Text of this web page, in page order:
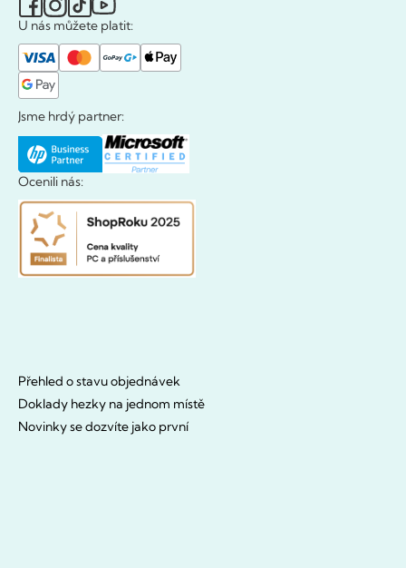
U nás můžete platit:
Jsme hrdý partner:
Ocenili nás:
Přehled o stavu objednávek
Doklady hezky na jednom místě
Novinky se dozvíte jako první